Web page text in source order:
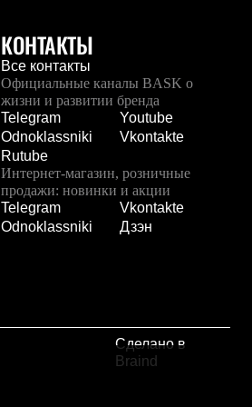
КОНТАКТЫ
Все контакты
Официальные каналы BASK о
жизни и развитии бренда
Telegram
Youtube
Odnoklassniki
Vkontakte
Rutube
Интернет-магазин, розничные
продажи: новинки и акции
Telegram
Vkontakte
Odnoklassniki
Дзэн
Сделано в
Braind